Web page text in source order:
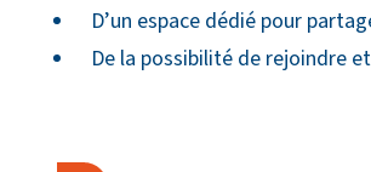
D’un espace dédié pour
De la possibilité de rejoindre